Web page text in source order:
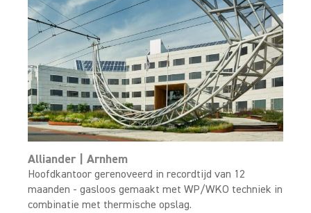
Alliander | Arnhem
Hoofdkantoor gerenoveerd in recordtijd van 12
maanden - gasloos gemaakt met WP/WKO techniek in
combinatie met thermische opslag.